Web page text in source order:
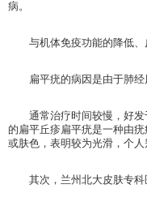
病。
与机体免疫功能的降低、
扁平疣的病因是由于肺经
通常治疗时间较慢，好发
的扁平丘疹扁平疣是一种由
或肤色，表明较为光滑，个人
其次，兰州北大皮肤专科